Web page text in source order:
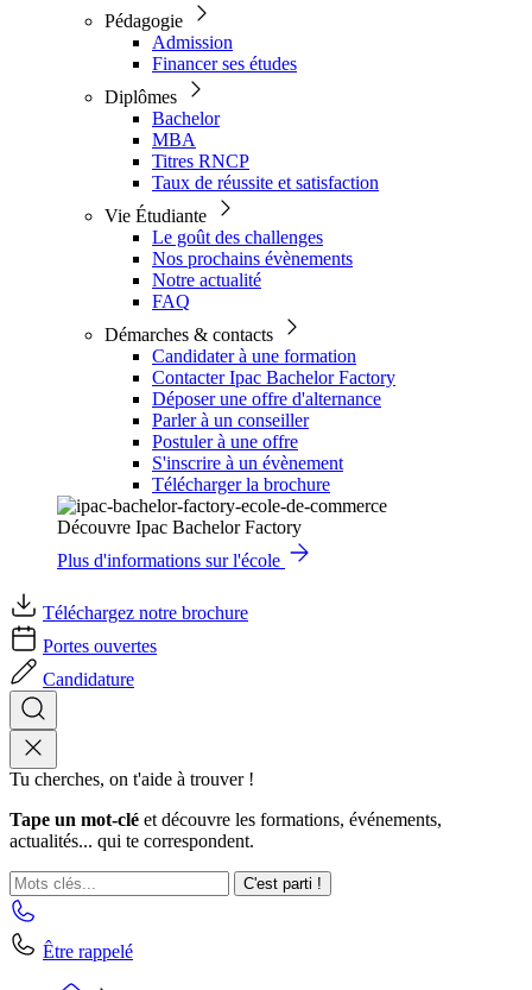
Pédagogie
Admission
Financer ses études
Diplômes
Bachelor
MBA
Titres RNCP
Taux de réussite et satisfaction
Vie Étudiante
Le goût des challenges
Nos prochains évènements
Notre actualité
FAQ
Démarches & contacts
Candidater à une formation
Contacter Ipac Bachelor Factory
Déposer une offre d'alternance
Parler à un conseiller
Postuler à une offre
S'inscrire à un évènement
Télécharger la brochure
Découvre Ipac Bachelor Factory
Plus d'informations sur l'école
Téléchargez notre brochure
Portes ouvertes
Candidature
Tu cherches, on t'aide à trouver !
Tape un mot-clé et découvre les formations, événements,
actualités... qui te correspondent.
C'est parti !
Être rappelé